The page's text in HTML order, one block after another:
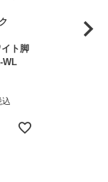
ト脚
WL
込